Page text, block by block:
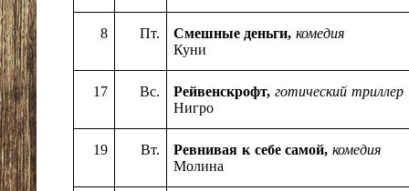
8 Пт. Смешные деньги,
Куни
17 Вс. Рейвенскрофт, готический
Нигро
19 Вт. Ревнивая к себе самой, комедия
Молина